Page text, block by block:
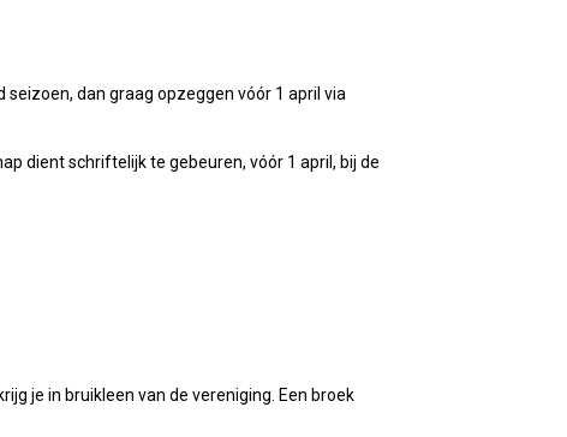
dan graag opzeggen vóór 1 april via
dient schriftelijk te gebeuren, vóór 1 april, bij de
je in bruikleen van de vereniging. Een broek